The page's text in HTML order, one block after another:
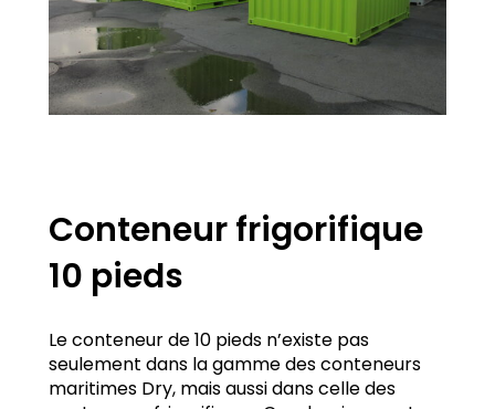
Conteneur frigorifique
10 pieds
Le conteneur de 10 pieds n’existe pas
seulement dans la gamme des conteneurs
maritimes Dry, mais aussi dans celle des